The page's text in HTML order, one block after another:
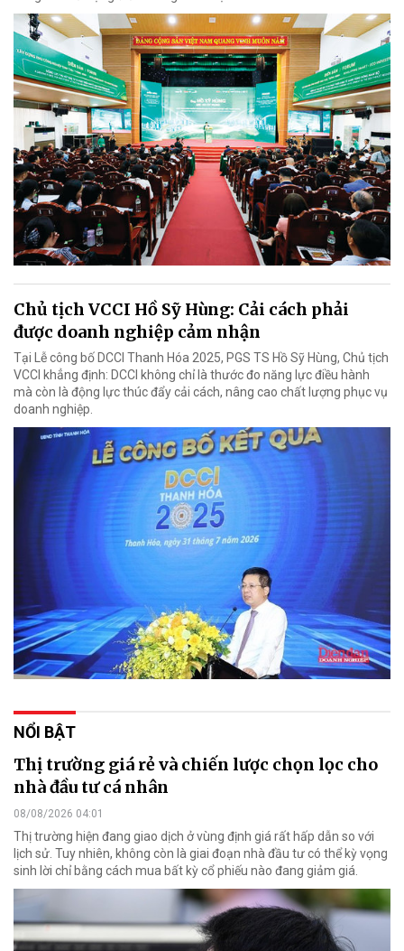
Chủ tịch VCCI Hồ Sỹ Hùng: Cải cách phải
được doanh nghiệp cảm nhận
Tại Lễ công bố DCCI Thanh Hóa 2025, PGS TS Hồ Sỹ Hùng, Chủ tịch
VCCI khẳng định: DCCI không chỉ là thước đo năng lực điều hành
mà còn là động lực thúc đẩy cải cách, nâng cao chất lượng phục vụ
doanh nghiệp.
NỔI BẬT
Thị trường giá rẻ và chiến lược chọn lọc cho
nhà đầu tư cá nhân
08/08/2026 04:01
Thị trường hiện đang giao dịch ở vùng định giá rất hấp dẫn so với
lịch sử. Tuy nhiên, không còn là giai đoạn nhà đầu tư có thể kỳ vọng
sinh lời chỉ bằng cách mua bất kỳ cổ phiếu nào đang giảm giá.